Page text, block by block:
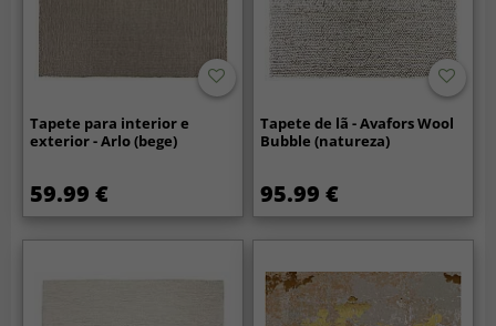
Tapete para interior e
exterior - Arlo (bege)
59.99 €
Tapete de lã - Avafors Wool
Bubble (natureza)
95.99 €